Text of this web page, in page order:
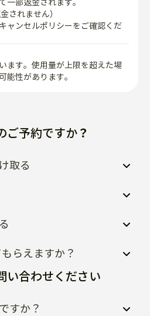
一部返金されます。
されません）
ャンセルポリシーをご確認くだ
ます。使用量が上限を超えた場
能性があります。
ご予約ですか？
取る
らえますか？
い合わせください
すか？